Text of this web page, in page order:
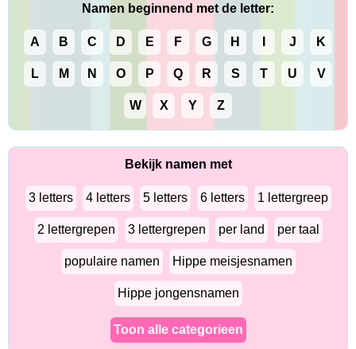
Namen beginnend met de letter:
A B C D E F G H J K
L M N O P Q R S T U V
W X Y Z
Bekijk namen met
3 letters 4 letters 5 letters 6 letters 1 lettergreep
2 lettergrepen 3 lettergrepen per land per taal
populaire namen Hippe meisjesnamen
Hippe jongensnamen
Toon alle categorieen